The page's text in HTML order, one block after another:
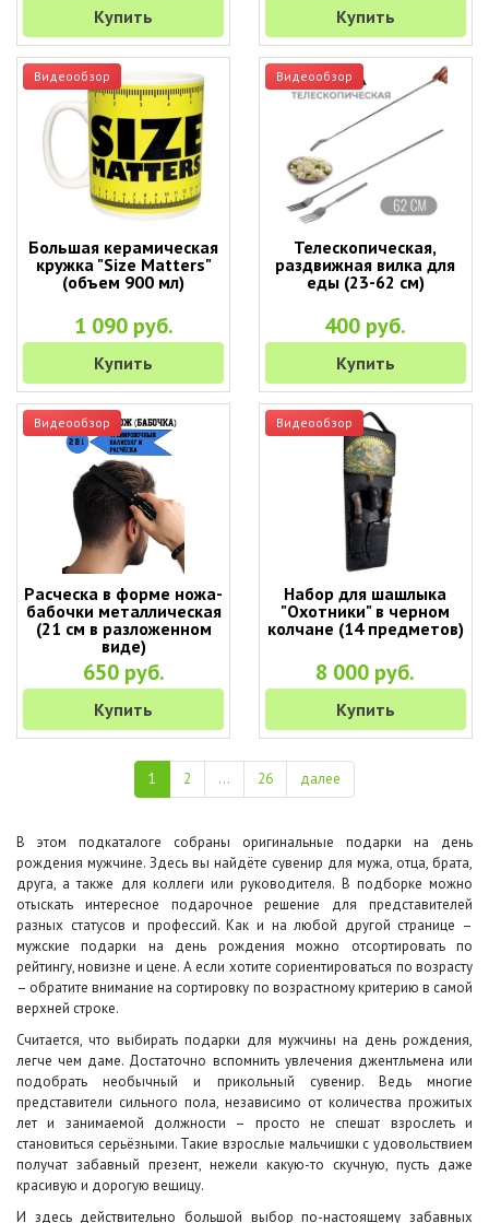
Купить Купить
Видеообзор
Большая керамическая
кружка "Size Matters"
(объем 900 мл)
1 090 руб.
Купить
Видеообзор
Телескопическая,
раздвижная вилка для
еды (23-62 см)
400 руб.
Купить
Видеообзор
Расческа в форме ножа-
бабочки металлическая
(21 см в разложенном
виде)
650 руб.
Купить
Видеообзор
Набор для шашлыка
"Охотники" в черном
колчане (14 предметов)
8 000 руб.
Купить
1 2 ... 26 далее
В этом подкаталоге собраны оригинальные подарки на день
рождения мужчине. Здесь вы найдёте сувенир для мужа, отца, брата,
друга, а также для коллеги или руководителя. В подборке можно
отыскать интересное подарочное решение для представителей
разных статусов и профессий. Как и на любой другой странице –
мужские подарки на день рождения можно отсортировать по
рейтингу, новизне и цене. А если хотите сориентироваться по возрасту
– обратите внимание на сортировку по возрастному критерию в самой
верхней строке.
Считается, что выбирать подарки для мужчины на день рождения,
легче чем даме. Достаточно вспомнить увлечения джентльмена или
подобрать необычный и прикольный сувенир. Ведь многие
представители сильного пола, независимо от количества прожитых
лет и занимаемой должности – просто не спешат взрослеть и
становиться серьёзными. Такие взрослые мальчишки с удовольствием
получат забавный презент, нежели какую-то скучную, пусть даже
красивую и дорогую вещицу.
И здесь действительно большой выбор по-настоящему забавных